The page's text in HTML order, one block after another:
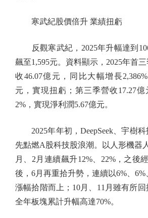
寒武紀股價倍升 業績扭虧
反觀寒武紀，2025年升幅達到
飆至1,595元。資料顯示，2025年首
收46.07億元，同比大幅增長
元，實現扭虧；第三季營收17.27億
2%，實現淨利潤5.67億元。
2025年年初，DeepSeek、宇樹科
先點燃A股科技股浪潮。以人形機器
月、2月連續飆升12%、22%，之後
後，6月再重拾升勢，連續以6%、6%
漲幅拾階而上；10月、11月雖有所回
全年板塊累計升幅高達70%。